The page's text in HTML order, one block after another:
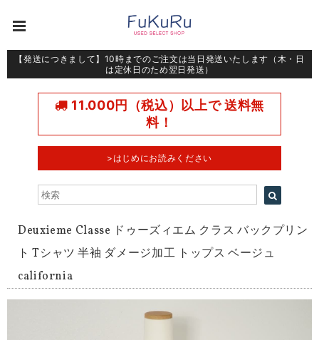
【発送につきまして】10時までのご注文は当日発送いたします（木・日
は定休日のため翌日発送）
11.000円（税込）以上で 送料無
料！
>はじめにお読みください
Deuxieme Classe ドゥーズィエム クラス バックプリン
ト Tシャツ 半袖 ダメージ加工 トップス ベージュ
california